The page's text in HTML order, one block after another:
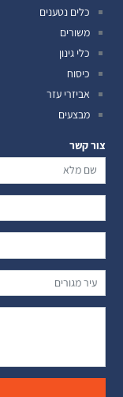
כלים נטענים
משורים
כלי גינון
כיסוח
אביזרי עזר
מבצעים
צור קשר